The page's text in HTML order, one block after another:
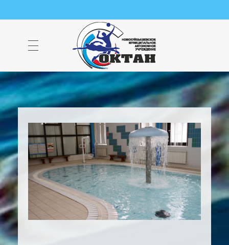
НМАУ "ФОК "ОКТАН" | Официальный сайт
НМАУ "ФОК"ОКТАН". Центр спорта, оздоровления и закаливания. Тел. 8 (84635) 9-68-79